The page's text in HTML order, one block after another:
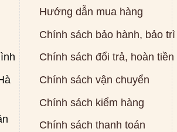
Hướng dẫn mua hàng
Chính sách bảo hành, bảo trì
Chính sách đổi trả, hoàn tiền
Chính sách vận chuyển
Chính sách kiểm hàng
Chính sách thanh toán